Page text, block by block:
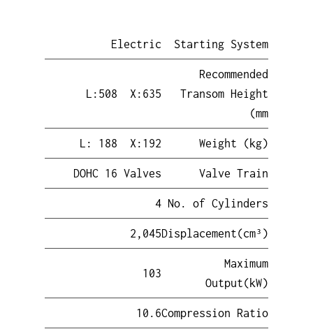
Starting System
Electric
Recommended
Transom Height
(mm
L:508 X:635
Weight (kg)
L: 188 X:192
Valve Train
DOHC 16 Valves
No. of Cylinders
4
Displacement(cm³)
2,045
Maximum
Output(kW)
103
Compression Ratio
10.6